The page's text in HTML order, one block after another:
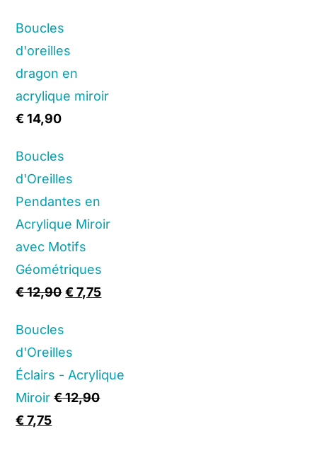
Boucles
d'oreilles
dragon en
acrylique miroir
€14,90
Boucles
d'Oreilles
Pendantes en
Acrylique Miroir
avec Motifs
Géométriques
€12,90 Original
€ 12,90.
€7,75Current
Boucles
d'Oreilles
Éclairs - Acrylique
Miroir €12,90
Original
€7,75Current